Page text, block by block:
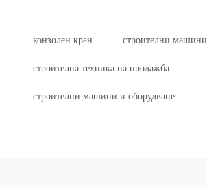
конзолен кран строителни машини
строителна техника на продажба
строителни машини и оборудване